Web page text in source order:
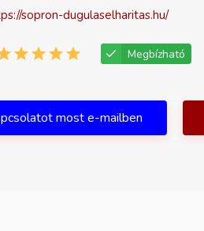
sopron-dugulaselharitas.hu/
Megbízható
most e-mailben